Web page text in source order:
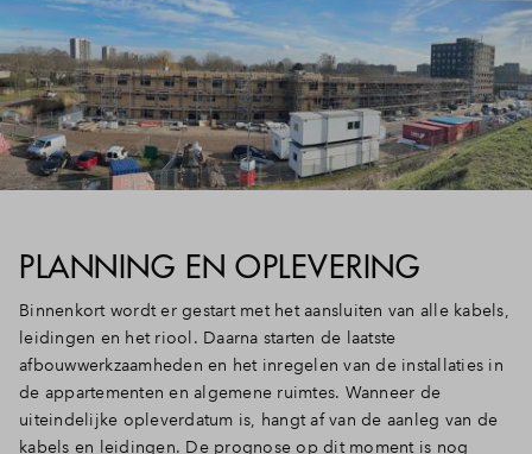
Inloggen
PLANNING EN OPLEVERING
Binnenkort wordt er gestart met het aansluiten van alle kabels,
leidingen en het riool. Daarna starten de laatste
afbouwwerkzaamheden en het inregelen van de installaties in
de appartementen en algemene ruimtes. Wanneer de
uiteindelijke opleverdatum is, hangt af van de aanleg van de
kabels en leidingen. De prognose op dit moment is nog